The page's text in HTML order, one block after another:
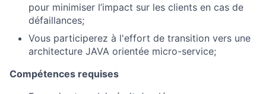
About
pour minimiser l’impact sur les clients en cas de
défaillances;
Vous participerez à l'effort de transition vers une
architecture JAVA orientée micro-service;
Compétences requises